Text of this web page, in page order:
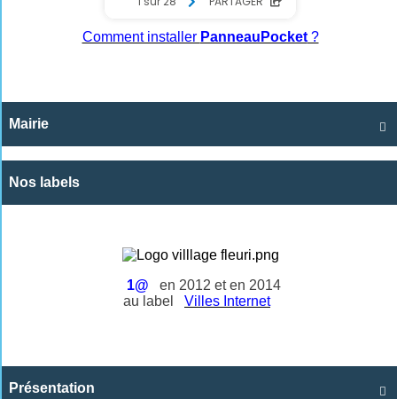
Comment installer PanneauPocket?

Mairie
Nos labels
1@
en 2012 et en 2014
au label
Villes Internet

Présentation